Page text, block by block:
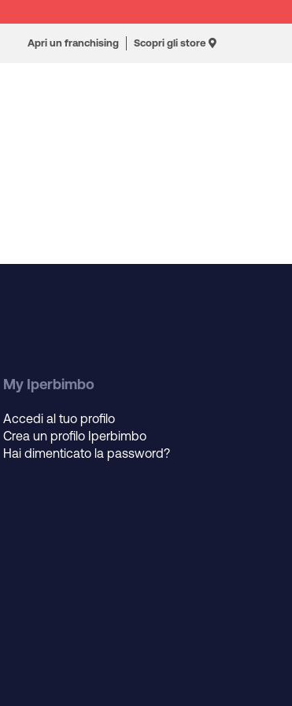
Apri un franchising Scopri gli store
My Iperbimbo
Accedi al tuo profilo
Crea un profilo Iperbimbo
Hai dimenticato la password?